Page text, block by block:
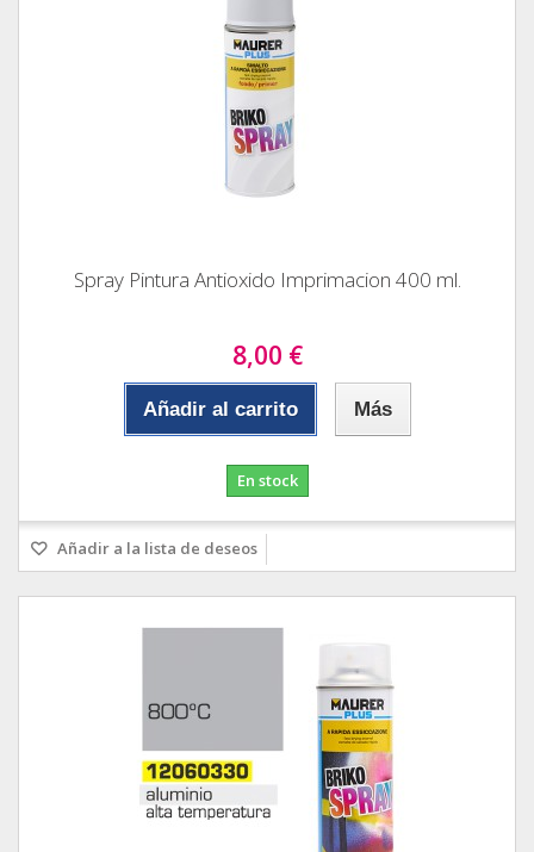
Spray Pintura Antioxido Imprimacion 400 ml.
8,00 €
Añadir al carrito Más
En stock
Añadir a la lista de deseos